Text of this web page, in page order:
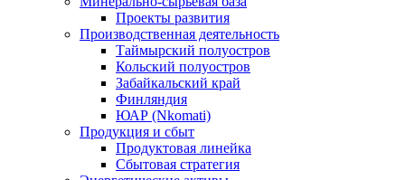
Проекты развития
Производственная деятельность
Таймырский полуостров
Кольский полуостров
Забайкальский край
Финляндия
ЮАР (Nkomati)
Продукция и сбыт
Продуктовая линейка
Сбытовая стратегия